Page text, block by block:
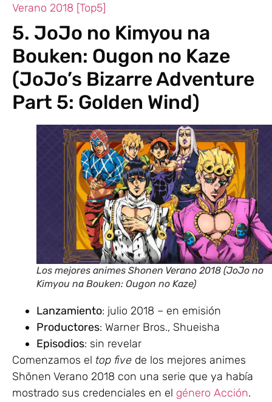
Verano 2018 [Top5]
5. JoJo no Kimyou na
Bouken: Ougon no Kaze
(JoJo’s Bizarre Adventure
Part 5: Golden Wind)
Los mejores animes Shonen Verano 2018 (JoJo no
Kimyou na Bouken: Ougon no Kaze)
Lanzamiento: julio 2018 – en emisión
Productores: Warner Bros., Shueisha
Episodios: sin revelar
Comenzamos el top five de los mejores animes
Shōnen Verano 2018 con una serie que ya había
mostrado sus credenciales en el género Acción.